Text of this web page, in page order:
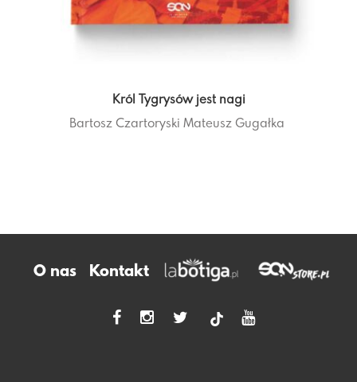
Król Tygrysów jest nagi
Bartosz Czartoryski Mateusz Gugałka
O nas Kontakt
tiktok